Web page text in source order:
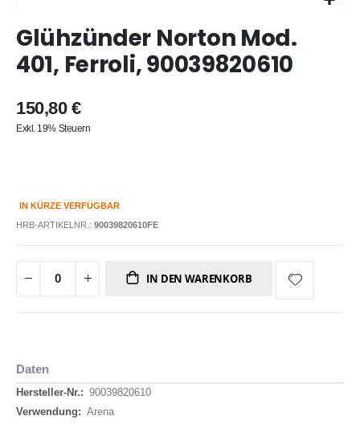
Anfang
Bildergalerie
Glühzünder Norton Mod.
401, Ferroli, 90039820610
150,80 €
Exkl. 19% Steuern
IN KÜRZE VERFÜGBAR
HRB-ARTIKELNR.: 90039820610FE
IN DEN WARENKORB
Daten
Daten
90039820610
Arena